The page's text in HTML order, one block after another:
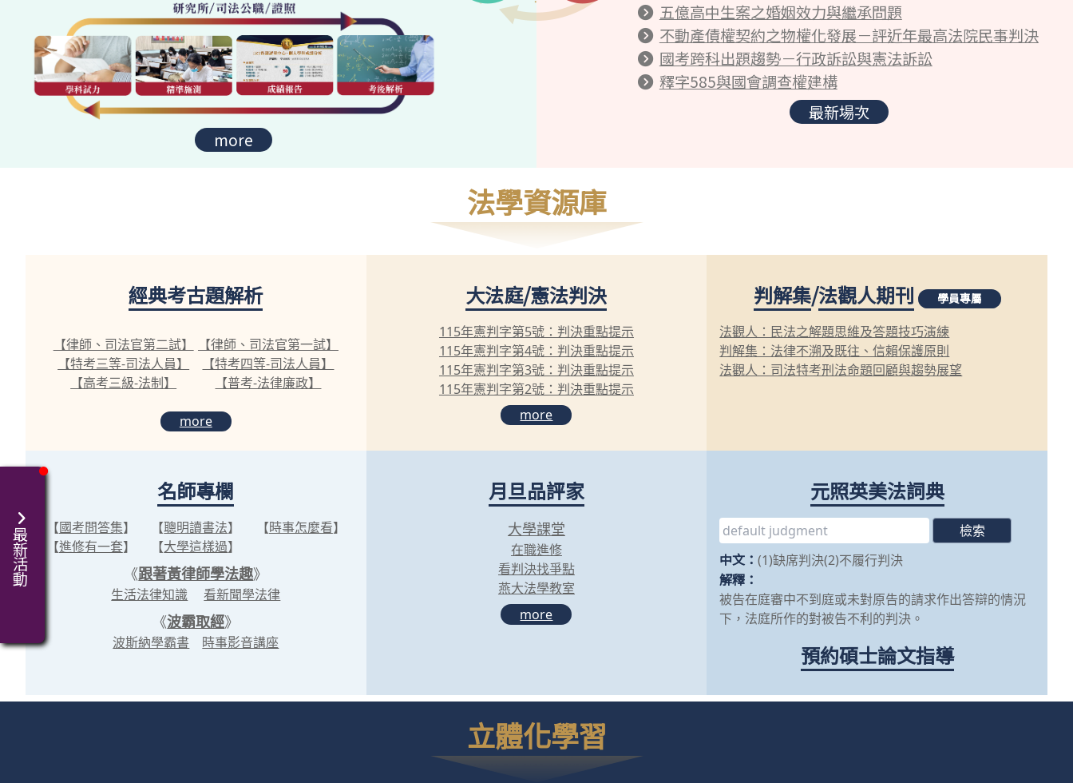
more
五億高中生案之婚姻效力與繼承問題
不動產債權契約之物權化發展－評近年最高法院民事判決
國考跨科出題趨勢－行政訴訟與憲法訴訟
釋字585與國會調查權建構
最新場次
法學資源庫
經典考古題解析
【律師、司法官第二試】
【律師、司法官第一試】
【特考三等-司法人員】
【特考四等-司法人員】
【高考三級-法制】
【普考-法律廉政】
more
大法庭/憲法判決
115年憲判字第5號：判決重點提示
115年憲判字第4號：判決重點提示
115年憲判字第3號：判決重點提示
115年憲判字第2號：判決重點提示
more
判解集/法觀人期刊 學員專屬
法觀人：民法之解題思維及答題技巧演練
判解集：法律不溯及既往、信賴保護原則
法觀人：司法特考刑法命題回顧與趨勢展望
名師專欄
【國考問答集】 【聰明讀書法】 【時事怎麼看】
【進修有一套】 【大學這樣過】
《跟著黃律師學法趣》
生活法律知識 看新聞學法律
《波霸取經》
波斯納學霸書 時事影音講座
月旦品評家
大學課堂
在職進修
看判決找爭點
燕大法學教室
more
元照英美法詞典
中文：(1)缺席判決(2)不履行判決
解釋：
被告在庭審中不到庭或未對原告的請求作出答辯的情況
下，法庭所作的對被告不利的判決。
預約碩士論文指導
立體化學習
最新活動